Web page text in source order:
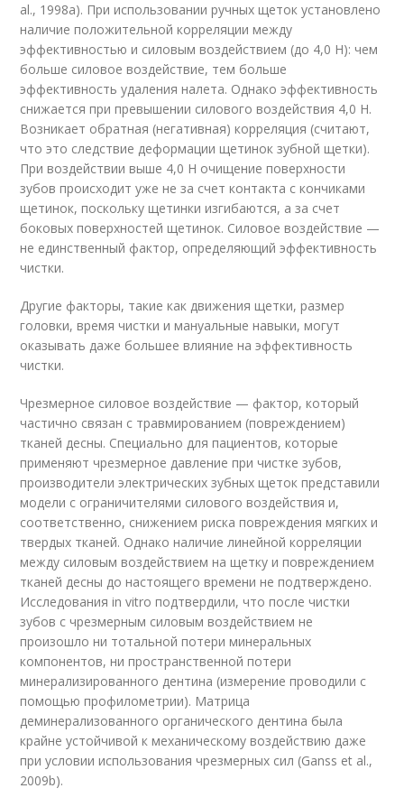
al., 1998a). При использовании ручных щеток установлено
наличие положительной корреляции между
эффективностью и силовым воздействием (до 4,0 Н): чем
больше силовое воздействие, тем больше
эффективность удаления налета. Однако эффективность
снижается при превышении силового воздействия 4,0 Н.
Возникает обратная (негативная) корреляция (считают,
что это следствие деформации щетинок зубной щетки).
При воздействии выше 4,0 Н очищение поверхности
зубов происходит уже не за счет контакта с кончиками
щетинок, поскольку щетинки изгибаются, а за счет
боковых поверхностей щетинок. Силовое воздействие —
не единственный фактор, определяющий эффективность
чистки.
Другие факторы, такие как движения щетки, размер
головки, время чистки и мануальные навыки, могут
оказывать даже большее влияние на эффективность
чистки.
Чрезмерное силовое воздействие — фактор, который
частично связан с травмированием (повреждением)
тканей десны. Специально для пациентов, которые
применяют чрезмерное давление при чистке зубов,
производители электрических зубных щеток представили
модели с ограничителями силового воздействия и,
соответственно, снижением риска повреждения мягких и
твердых тканей. Однако наличие линейной корреляции
между силовым воздействием на щетку и повреждением
тканей десны до настоящего времени не подтверждено.
Исследования in vitro подтвердили, что после чистки
зубов с чрезмерным силовым воздействием не
произошло ни тотальной потери минеральных
компонентов, ни пространственной потери
минерализированного дентина (измерение проводили с
помощью профилометрии). Матрица
деминерализованного органического дентина была
крайне устойчивой к механическому воздействию даже
при условии использования чрезмерных сил (Ganss et al.,
2009b).